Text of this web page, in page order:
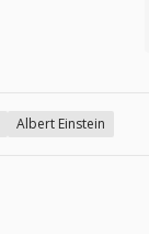
Albert Einstein